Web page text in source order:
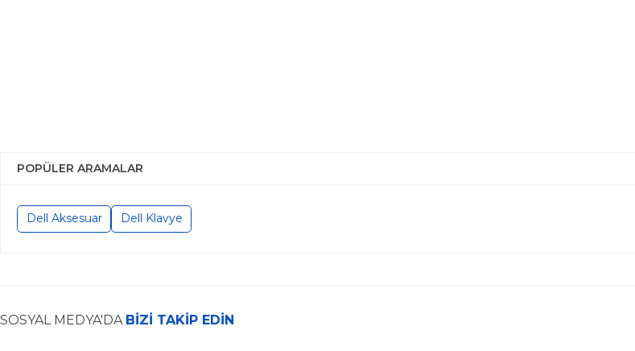
POPÜLER ARAMALAR
Dell Aksesuar Dell Klavye
SOSYAL MEDYA'DA BİZİ TAKİP EDİN